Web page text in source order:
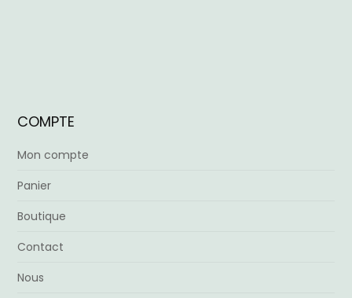
COMPTE
Mon compte
Panier
Boutique
Contact
Nous